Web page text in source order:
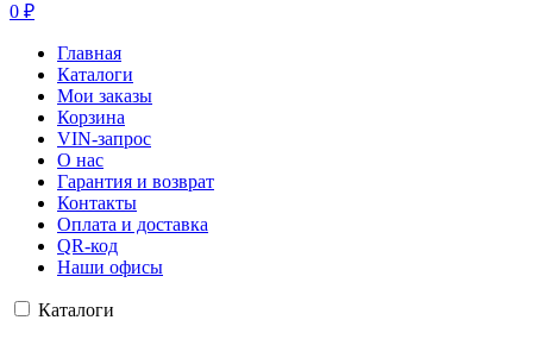
0 ₽
Главная
Каталоги
Мои заказы
Корзина
VIN-запрос
О нас
Гарантия и возврат
Контакты
Оплата и доставка
QR-код
Наши офисы
Каталоги